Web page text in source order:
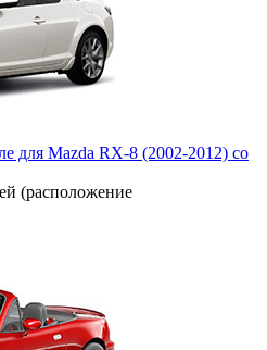
для Mazda RX-8 (2002-2012) со
(расположение